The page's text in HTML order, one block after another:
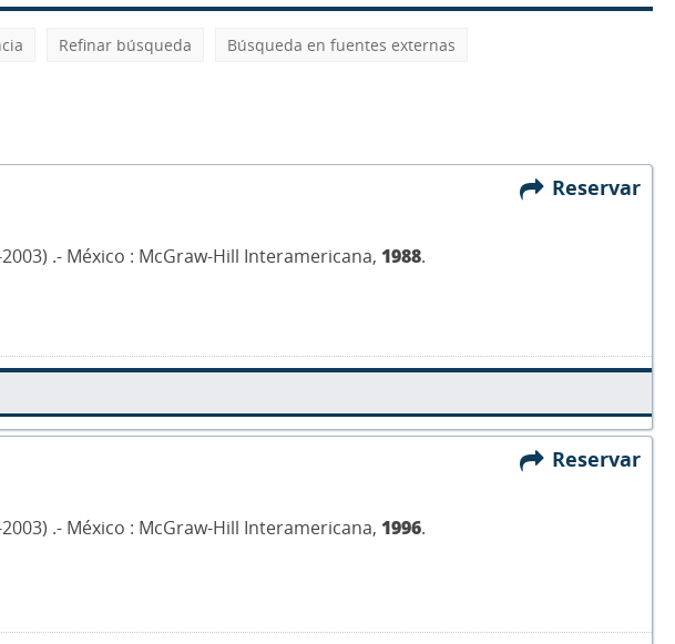
Refinar búsqueda Búsqueda en fuentes externas
Reservar
.- México : McGraw-Hill Interamericana, 1988.
Reservar
.- México : McGraw-Hill Interamericana, 1996.